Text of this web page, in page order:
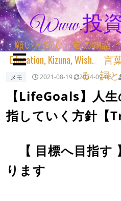
Www.投
願いと紡ぐ 君の物語 ＊
Education, Kizuna, Wish.
る 詞と
メモ 2021-08-19 2024-09-06
【LifeGoals】人
指していく方針【
【 目標へ目指す
ります